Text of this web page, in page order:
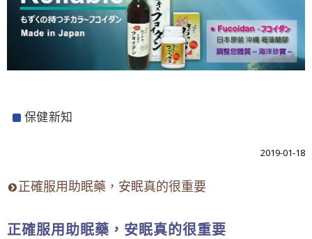
保健新知
2019-01-18
正確服用助眠藥，安眠真的很重要
正確服用助眠藥，安眠真的很重要